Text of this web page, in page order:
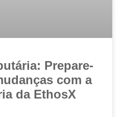
Prepare-
com a
da EthosX